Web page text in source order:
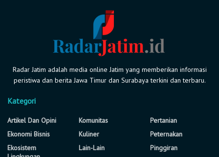
Radar Jatim adalah media online Jatim yang memberikan informasi
peristiwa dan berita Jawa Timur dan Surabaya terkini dan terbaru.
Kategori
Artikel Dan Opini
Ekonomi Bisnis
Ekosistem
Komunitas
Kuliner
Lain-Lain
Pertanian
Peternakan
Pinggiran